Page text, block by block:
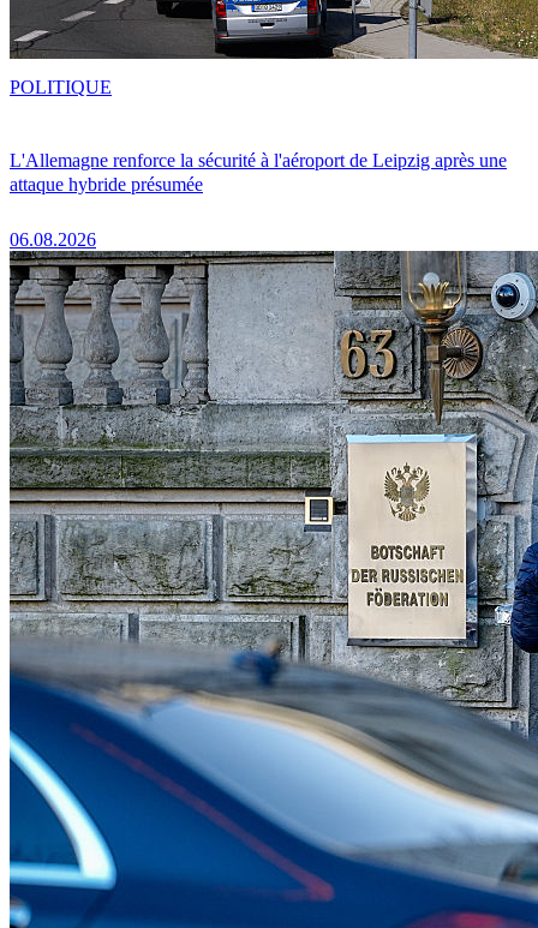
L'Allemagne renforce la sécurité à l'aéroport de Leipzig après une
attaque hybride présumée
06.08.2026
POLITIQUE